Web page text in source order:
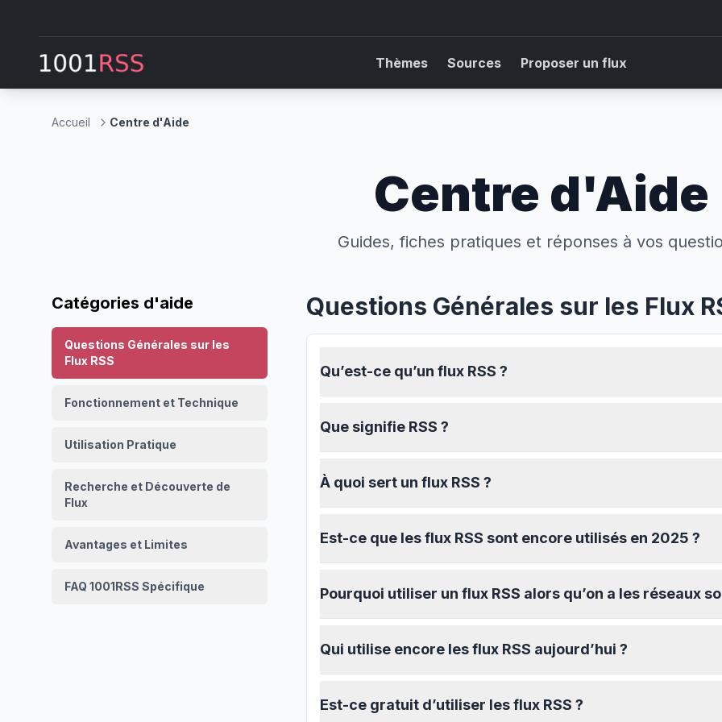
Thèmes Sources Proposer un flux
Accueil Centre d'Aide
Centre d'Aide
Guides, fiches pratiques et réponses à vos
Catégories d'aide
Questions Générales sur les
Flux RSS
Fonctionnement et Technique
Utilisation Pratique
Recherche et Découverte de
Flux
Avantages et Limites
FAQ 1001RSS Spécifique
Questions Générales sur les Flux
Qu’est-ce qu’un flux RSS ?
Que signifie RSS ?
À quoi sert un flux RSS ?
Est-ce que les flux RSS sont encore utilisés en 2025 ?
Pourquoi utiliser un flux RSS alors qu’on a les réseaux
Qui utilise encore les flux RSS aujourd’hui ?
Est-ce gratuit d’utiliser les flux RSS ?